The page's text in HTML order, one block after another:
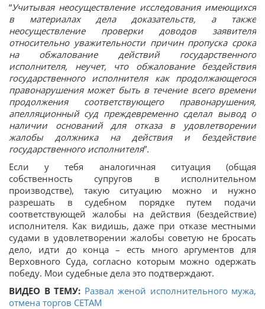
“Учитывая неосуществление исследования имеющихся
в материалах дела доказательств, а также
неосуществление проверки доводов заявителя
относительно уважительности причин пропуска срока
на обжалование действий государственного
исполнителя, неучет, что обжалование бездействия
государственного исполнителя как продолжающегося
правонарушения может быть в течение всего времени
продолжения соответствующего правонарушения,
апелляционный суд преждевременно сделал вывод о
наличии оснований для отказа в удовлетворении
жалобы должника на действия и бездействие
государственного исполнителя”.
Если у тебя аналогичная ситуация (общая
собственность супругов в исполнительном
производстве), такую ситуацию можно и нужно
разрешать в судебном порядке путем подачи
соответствующей жалобы на действия (бездействие)
исполнителя. Как видишь, даже при отказе местными
судами в удовлетворении жалобы советую не бросать
дело, идти до конца – есть много аргументов для
Верховного Суда, согласно которым можно одержать
победу. Мои судебные дела это подтверждают.
ВИДЕО В ТЕМУ: Развал женой исполнительного мужа,
отмена торгов СЕТАМ